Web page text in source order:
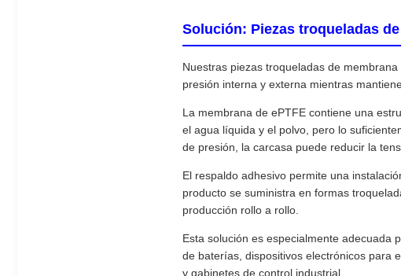
Solución: Piezas troqueladas
Nuestras piezas troqueladas de
presión interna y externa mientras
La membrana de ePTFE contiene una
el agua líquida y el polvo, pero lo
de presión, la carcasa puede reducir la
El respaldo adhesivo permite una
producto se suministra en formas
producción rollo a rollo.
Esta solución es especialmente adecuada
de baterías, dispositivos electrónicos para
y gabinetes de control industrial.